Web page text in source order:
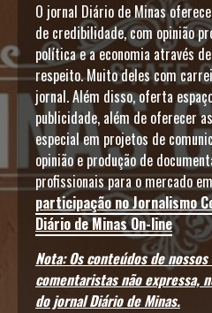
O jornal Diário de Minas
de credibilidade, com opinião
política e a economia através
respeito. Muito deles com
jornal. Além disso, oferta
publicidade, além de oferecer
especial em projetos de
opinião e produção de
profissionais para o mercado
participação no Jornalismo
Diário de Minas On-line
Nota: Os conteúdos de
comentaristas não expressa,
do jornal Diário de Minas.